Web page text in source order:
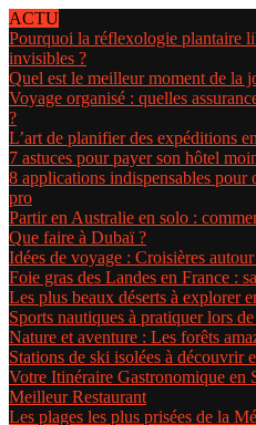
ACTU
Pourquoi la réflexologie plantaire
invisibles ?
Quel est le meilleur moment de la
Voyage organisé : quelles
?
L’art de planifier des expéditions
7 astuces pour payer son hôtel
8 applications indispensables pour
pro
Partir en Australie en solo :
Que faire à Dubaï ?
Idées de voyage : Croisières
Foie gras des Landes en France :
Les plus beaux déserts à explorer
Sports nautiques à pratiquer lors
Nature et aventure : Les forêts
Stations de ski isolées à découvrir
Votre Itinéraire Gastronomique en
Meilleur Restaurant
Les plages les plus prisées de la